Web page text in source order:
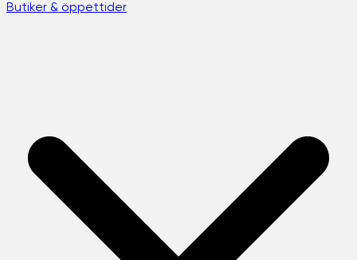
Butiker & öppettider